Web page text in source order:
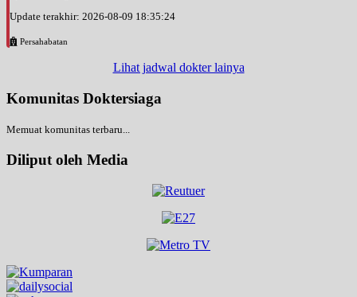
Update terakhir: 2026-08-09 18:35:24
Persahabatan
Lihat jadwal dokter lainya
Komunitas Doktersiaga
Memuat komunitas terbaru...
Diliput oleh Media